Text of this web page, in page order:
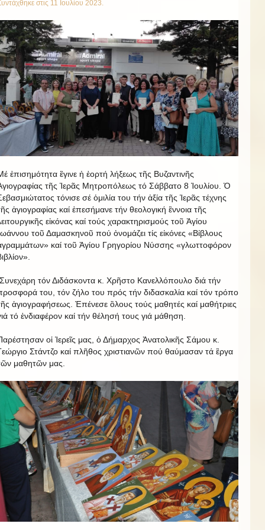
στις 11 Ιουλίου 2023.
ἐπισημότητα ἒγινε ἡ ἐορτή λήξεως τῆς Βυζαντινῆς
τῆς Ἱερᾶς Μητροπόλεως τό Σάββατο 8 Ἰουλίου. Ὁ
τόνισε σέ ὁμιλία του τήν ἀξία τῆς Ἱερᾶς τέχνης
ἁγιογραφίας καί ἐπεσήμανε τήν θεολογική ἒννοια τῆς
εἰκόνας καί τούς χαρακτηρισμούς τοῦ Ἁγίου
τοῦ Δαμασκηνοῦ πού ὁνομάζει τίς εἰκόνες «Βίβλους
καί τοῦ Ἁγίου Γρηγορίου Νύσσης «γλωττοφόρον
τόν Διδάσκοντα κ. Χρῆστο Κανελλόπουλο διά τήν
του, τόν ζήλο του πρός τήν διδασκαλία καί τόν τρόπο
ἁγιογραφήσεως. Ἐπένεσε ὃλους τούς μαθητές καί μαθήτριες
τό ἐνδιαφέρον καί τήν θέλησή τους γιά μάθηση.
οἱ Ἱερεῖς μας, ὁ Δήμαρχος Ἀνατολικῆς Σάμου κ.
Στάντζο καί πλῆθος χριστιανῶν πού θαύμασαν τά ἒργα
μαθητῶν μας.